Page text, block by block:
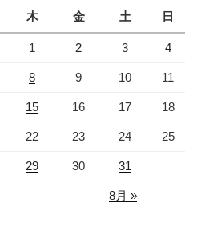
木 金 土 日
1 2 3 4
8 9 10 11
15 16 17 18
22 23 24 25
29 30 31
8月 »